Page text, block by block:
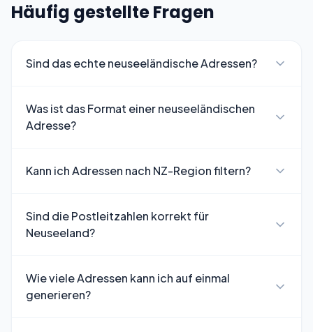
Häufig gestellte Fragen
Sind das echte neuseeländische Adressen?
Was ist das Format einer neuseeländischen
Adresse?
Kann ich Adressen nach NZ-Region filtern?
Sind die Postleitzahlen korrekt für
Neuseeland?
Wie viele Adressen kann ich auf einmal
generieren?